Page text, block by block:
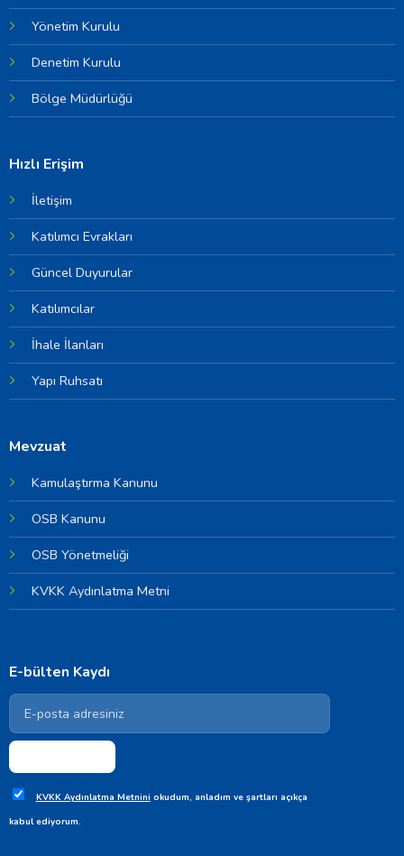
Yönetim Kurulu
Denetim Kurulu
Bölge Müdürlüğü
Hızlı Erişim
İletişim
Katılımcı Evrakları
Güncel Duyurular
Katılımcılar
İhale İlanları
Yapı Ruhsatı
Mevzuat
Kamulaştırma Kanunu
OSB Kanunu
OSB Yönetmeliği
KVKK Aydınlatma Metni
E-bülten Kaydı
KVKK Aydınlatma Metnini okudum, anladım ve şartları açıkça
kabul ediyorum.